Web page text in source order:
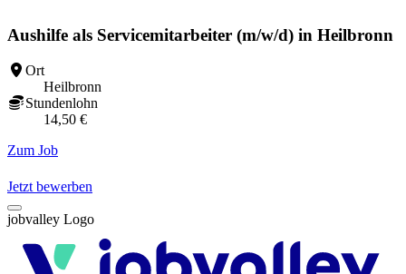
Aushilfe als Servicemitarbeiter (m/w/d) in Heilbronn
Ort
Heilbronn
Stundenlohn
14,50 €
Zum Job
Jetzt bewerben
jobvalley Logo